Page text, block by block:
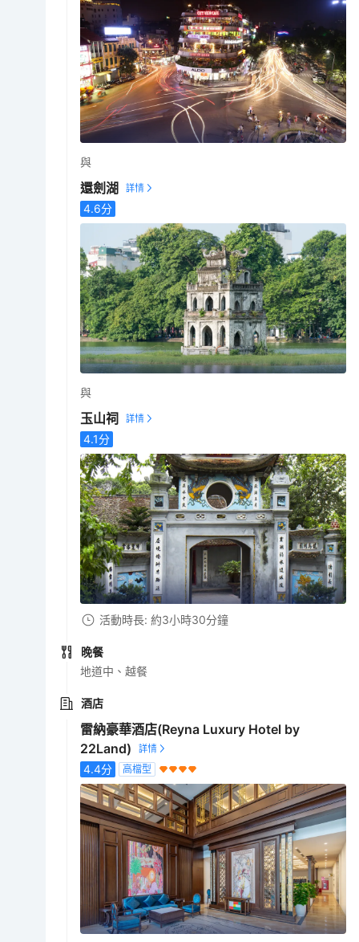
與
還劍湖
4.6分
與
玉山祠
4.1分
活動時長: 約3小時30分鐘
晚餐
地道中、越餐
酒店
雷納豪華酒店(Reyna Luxury Hotel by
22Land)
4.4分 高檔型